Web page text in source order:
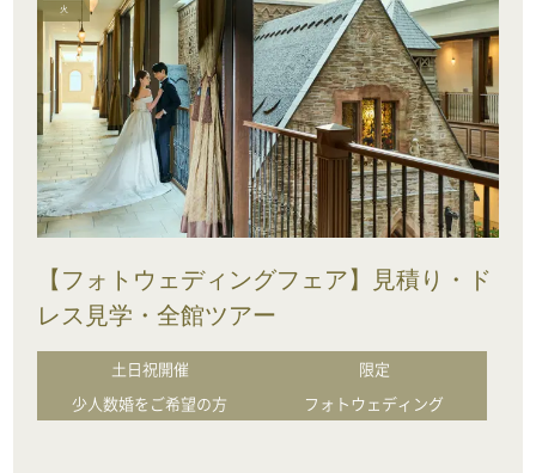
火
【フォトウェディングフェア】見積り・ド
レス見学・全館ツアー
土日祝開催
限定
少人数婚をご希望の方
フォトウェディング